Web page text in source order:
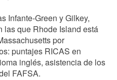
Infante-Green y Gilkey,
las que Rhode Island está
por
puntajes RICAS en
inglés, asistencia de los
FAFSA.